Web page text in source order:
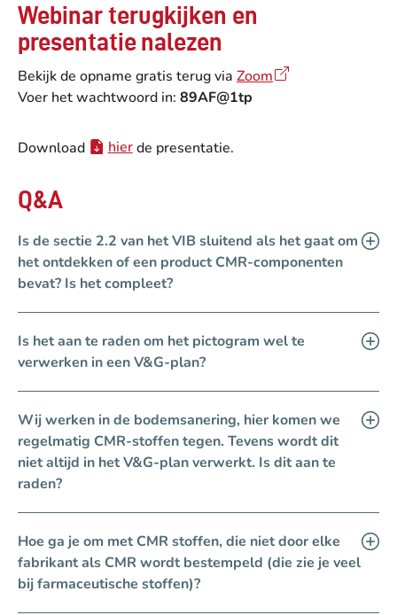
Webinar terugkijken en
presentatie nalezen
Bekijk de opname gratis terug via Zoom
Voer het wachtwoord in: 89AF@1tp
Download hierde presentatie.
Q&A
Is de sectie 2.2 van het VIB sluitend als het gaat om
het ontdekken of een product CMR-componenten
bevat? Is het compleet?
Is het aan te raden om het pictogram wel te
verwerken in een V&G-plan?
Wij werken in de bodemsanering, hier komen we
regelmatig CMR-stoffen tegen. Tevens wordt dit
niet altijd in het V&G-plan verwerkt. Is dit aan te
raden?
Hoe ga je om met CMR stoffen, die niet door elke
fabrikant als CMR wordt bestempeld (die zie je veel
bij farmaceutische stoffen)?